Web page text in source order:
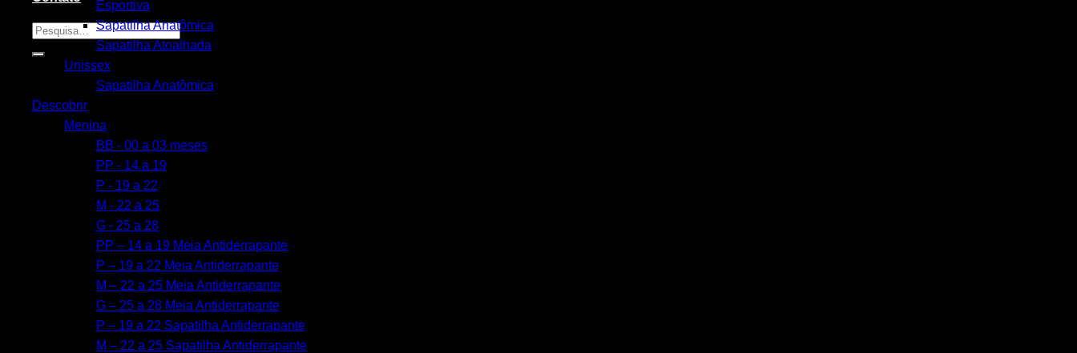
Pesquisar
por:
Esportiva
Sapatilha Anatômica
Sapatilha Atoalhada
Unissex
Sapatilha Anatômica
Descobrir
Menina
BB - 00 a 03 meses
PP - 14 a 19
P - 19 a 22
M - 22 a 25
G - 25 a 28
PP – 14 a 19 Meia Antiderrapante
P – 19 a 22 Meia Antiderrapante
M – 22 a 25 Meia Antiderrapante
G – 25 a 28 Meia Antiderrapante
P – 19 a 22 Sapatilha Antiderrapante
M – 22 a 25 Sapatilha Antiderrapante